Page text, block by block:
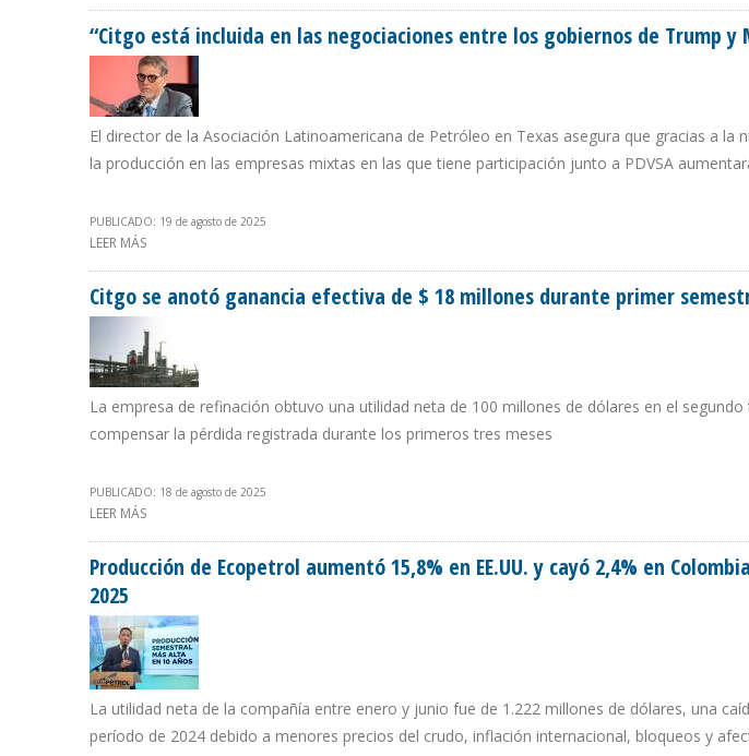
“Citgo está incluida en las negociaciones entre los gobiernos de Trump y
El director de la Asociación Latinoamericana de Petróleo en Texas asegura que gracias a la
la producción en las empresas mixtas en las que tiene participación junto a PDVSA
PUBLICADO: 19 de agosto de 2025
LEER MÁS
Citgo se anotó ganancia efectiva de $ 18 millones durante primer
La empresa de refinación obtuvo una utilidad neta de 100 millones de dólares en el
compensar la pérdida registrada durante los primeros tres meses
PUBLICADO: 18 de agosto de 2025
LEER MÁS
Producción de Ecopetrol aumentó 15,8% en EE.UU. y cayó 2,4% en
2025
La utilidad neta de la compañía entre enero y junio fue de 1.222 millones de dólares, una
período de 2024 debido a menores precios del crudo, inflación internacional, bloqueos y